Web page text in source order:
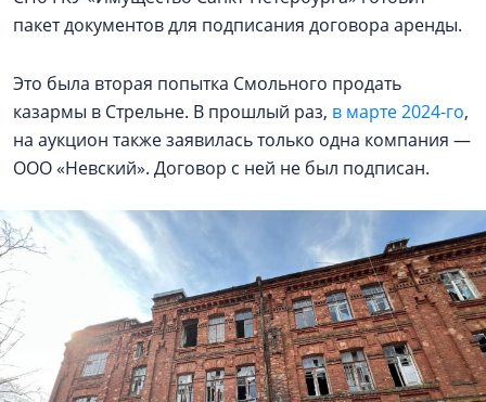
пакет документов для подписания договора аренды.
Это была вторая попытка Смольного продать
казармы в Стрельне. В прошлый раз, в марте 2024-го,
на аукцион также заявилась только одна компания —
ООО «Невский». Договор с ней не был подписан.